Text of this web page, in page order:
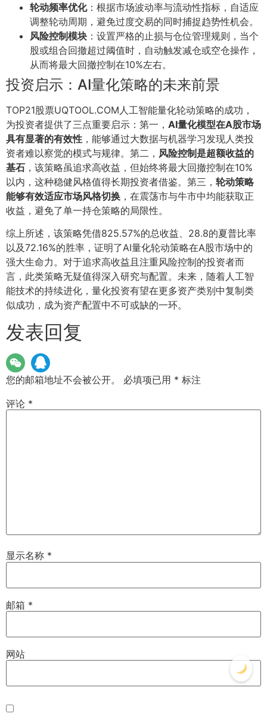
轮动频率优化：根据市场波动率与流动性指标，自适应
调整轮动周期，避免过度交易的同时捕捉趋势性机会。
风险控制模块 ：设置严格的止损与仓位管理规则，当个
股或组合回撤超过阈值时，自动触发减仓或空仓操作，
从而将最大回撤控制在10%左右。
投资启示：AI量化策略的未来前景
TOP21股票UQTOOL.COM人工智能量化轮动策略的成功，
为投资者提供了三点重要启示：第一， AI量化模型在A股市场
具有显著的有效性 ，能够通过大数据与机器学习发现人类投
资者难以察觉的模式与规律。第二， 风险控制是超额收益的
基石 ，该策略虽追求高收益，但始终将最大回撤控制在10%
以内，这种稳健风格值得长期投资者借鉴。第三， 轮动策略
能够有效适应市场风格切换 ，在震荡市与牛市中均能获取正
收益，避免了单一持仓策略的局限性。
综上所述，该策略凭借825.57%的总收益、28.8的夏普比率
以及72.16%的胜率，证明了AI量化轮动策略在A股市场中的
强大生命力。对于追求高收益且注重风险控制的投资者而
言，此类策略无疑值得深入研究与配置。未来，随着人工智
能技术的持续进化，量化投资有望在更多资产类别中复制类
似成功，成为资产配置中不可或缺的一环。
发表回复
您的邮箱地址不会被公开。 必填项已用 * 标注
评论 *
显示名称 *
邮箱 *
网站